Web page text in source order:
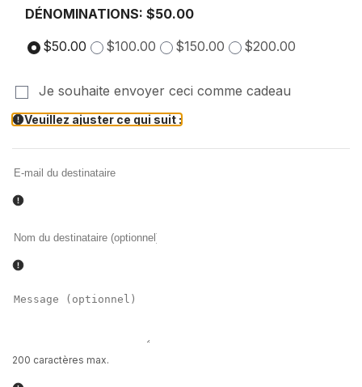
DÉNOMINATIONS: $50.00
$50.00 $100.00 $150.00 $200.00
Je souhaite envoyer ceci comme cadeau
Veuillez ajuster ce qui suit :
de
destinataire
carte
cadeau
200 caractères max.